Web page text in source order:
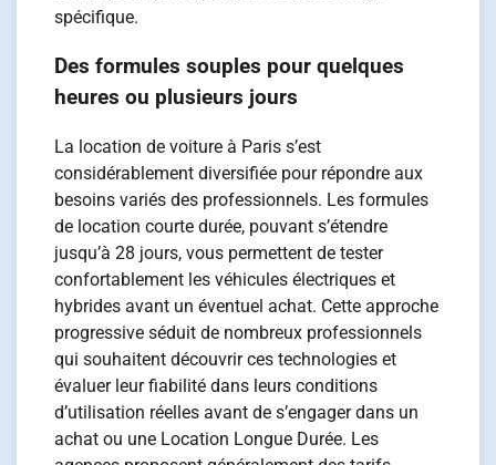
spécifique.
Des formules souples pour quelques
heures ou plusieurs jours
La location de voiture à Paris s’est
considérablement diversifiée pour répondre aux
besoins variés des professionnels. Les formules
de location courte durée, pouvant s’étendre
jusqu’à 28 jours, vous permettent de tester
confortablement les véhicules électriques et
hybrides avant un éventuel achat. Cette approche
progressive séduit de nombreux professionnels
qui souhaitent découvrir ces technologies et
évaluer leur fiabilité dans leurs conditions
d’utilisation réelles avant de s’engager dans un
achat ou une Location Longue Durée. Les